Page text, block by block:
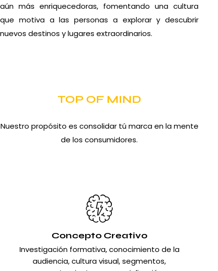
aún más enriquecedoras, fomentando una cultura
que motiva a las personas a explorar y descubrir
nuevos destinos y lugares extraordinarios.
TOP OF MIND
Nuestro propósito es consolidar tú marca en la mente
de los consumidores.
Concepto Creativo
Investigación formativa, conocimiento de la
audiencia, cultura visual, segmentos,